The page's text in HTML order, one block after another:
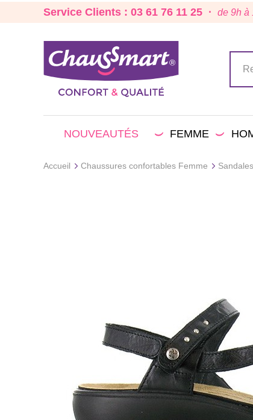
Service Clients : 03 61 76 11 25 · de 9h à
NOUVEAUTÉS FEMME
Accueil Chaussures confortables Femme